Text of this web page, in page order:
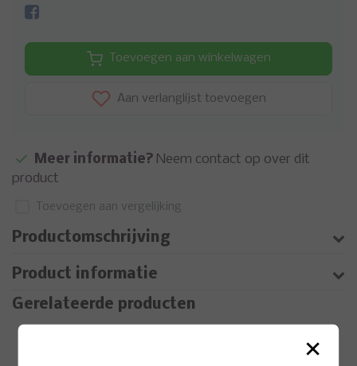
Toevoegen aan winkelwagen
Aan verlanglijst toevoegen
Meer informatie? Neem contact op over dit
product
Toevoegen aan vergelijking
Productomschrijving
Product informatie
Gerelateerde producten
×